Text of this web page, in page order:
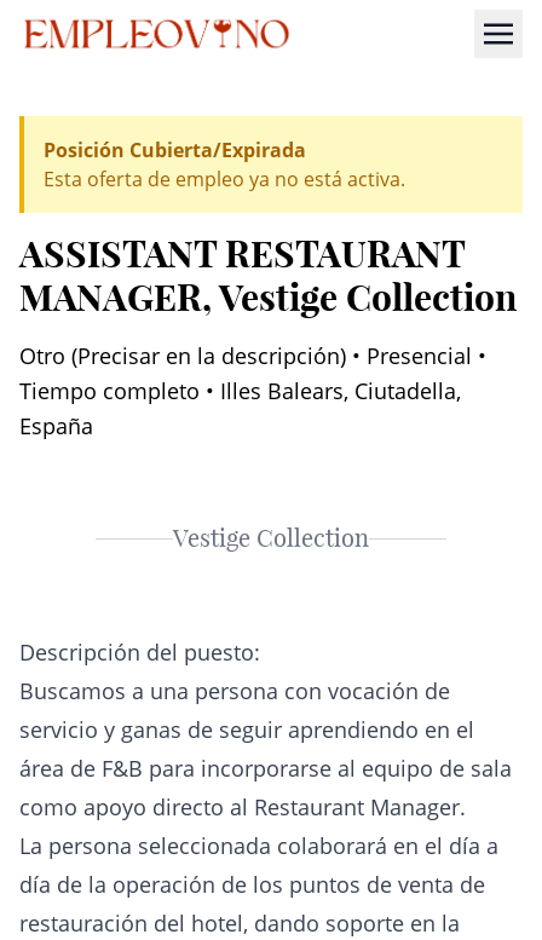
Posición Cubierta/Expirada
Esta oferta de empleo ya no está activa.
ASSISTANT RESTAURANT
MANAGER, Vestige Collection
Otro (Precisar en la descripción) • Presencial •
Tiempo completo • Illes Balears, Ciutadella,
España
Vestige Collection
Descripción del puesto:
Buscamos a una persona con vocación de
servicio y ganas de seguir aprendiendo en el
área de F&B para incorporarse al equipo de sala
como apoyo directo al Restaurant Manager.
La persona seleccionada colaborará en el día a
día de la operación de los puntos de venta de
restauración del hotel, dando soporte en la